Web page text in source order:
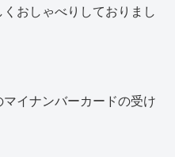
おしゃべりしておりまし
イナンバーカードの受け